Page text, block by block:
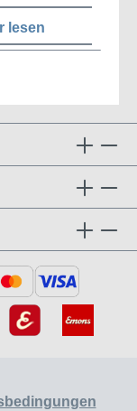
lesen